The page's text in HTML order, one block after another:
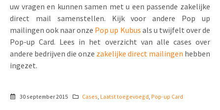
uw vragen en kunnen samen met u een passende zakelijke
direct mail samenstellen. Kijk voor andere Pop up
mailingen ook naar onze Pop up Kubus als u twijfelt over de
Pop-up Card. Lees in het overzicht van alle cases over
andere bedrijven die onze zakelijke direct mailingen hebben
ingezet.
30 september 2015 Cases Laatst toegevoegd Pop-up Card